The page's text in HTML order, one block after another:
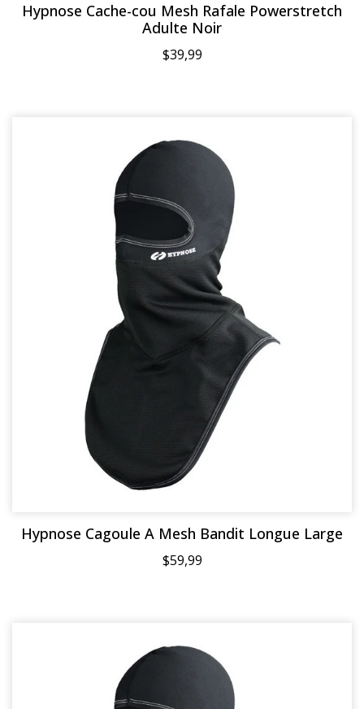
Hypnose Cache-cou Mesh Rafale Powerstretch
Adulte Noir
$39,99
Hypnose Cagoule A Mesh Bandit Longue Large
$59,99